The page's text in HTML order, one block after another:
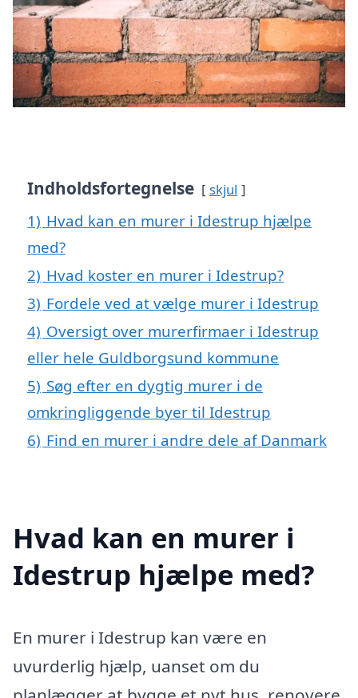
Indholdsfortegnelse skjul
1) Hvad kan en murer i Idestrup hjælpe
med?
2) Hvad koster en murer i Idestrup?
3) Fordele ved at vælge murer i Idestrup
4) Oversigt over murerfirmaer i Idestrup
eller hele Guldborgsund kommune
5) Søg efter en dygtig murer i de
omkringliggende byer til Idestrup
6) Find en murer i andre dele af Danmark
Hvad kan en murer i
Idestrup hjælpe med?
En murer i Idestrup kan være en
uvurderlig hjælp, uanset om du